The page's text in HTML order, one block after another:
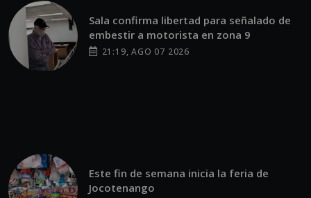
Sala confirma libertad para señalado de
embestir a motorista en zona 9
21:19, AGO 07 2026
Este fin de semana inicia la feria de
Jocotenango